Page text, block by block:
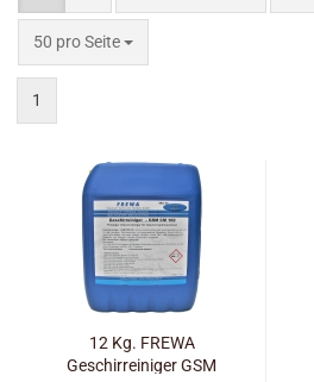
50 pro Seite
1
12 Kg. FREWA
Geschirreiniger GSM